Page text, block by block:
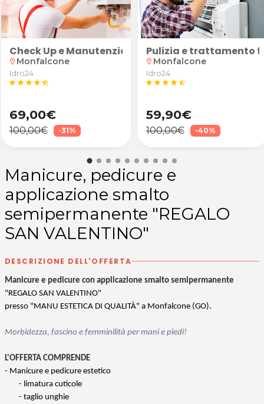
da Autofficina Folla a San Canzian
fisica, inglese, tedesco, spagnolo, latino
Check Up e Manutenzione Caldaia
location_on Monfalcone
Idro24
starstarstarstarstar_half
69,00€
100,00€ -31%
Pulizia e trattamento
location_on Monfalcone
Idro24
starstarstarstarstar_half
59,90€
100,00€ -40%
Manicure, pedicure e
applicazione smalto
semipermanente "REGALO
SAN VALENTINO"
DESCRIZIONE DELL'OFFERTA
Manicure e pedicure con applicazione smalto semipermanente
"REGALO SAN VALENTINO"
presso "MANU ESTETICA DI QUALITÀ" a Monfalcone (GO).
Morbidezza, fascino e femminilità per mani e piedi!
L'OFFERTA COMPRENDE
- Manicure e pedicure estetico
- limatura cuticole
- taglio unghie